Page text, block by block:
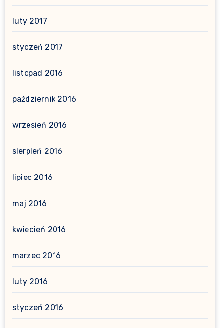
luty 2017
styczeń 2017
listopad 2016
październik 2016
wrzesień 2016
sierpień 2016
lipiec 2016
maj 2016
kwiecień 2016
marzec 2016
luty 2016
styczeń 2016